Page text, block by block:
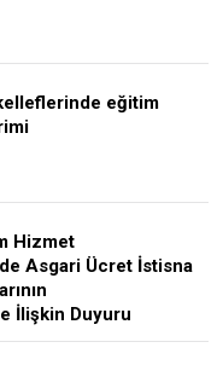
eğitim
Hizmet
Asgari Ücret İstisna
İlişkin Duyuru